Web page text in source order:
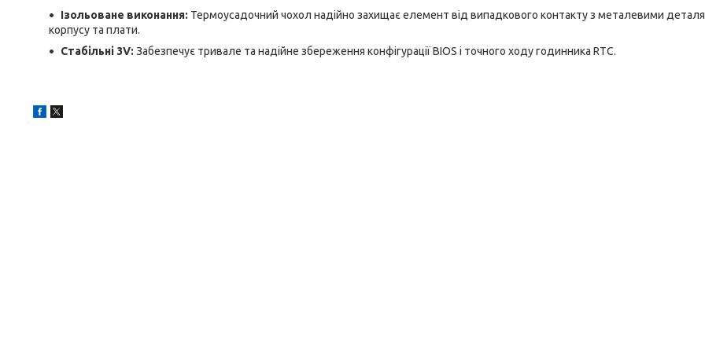
Ізольоване виконання: Термоусадочний чохол надійно захищає елемент від випадкового контакту з металевими
корпусу та плати.
Стабільні 3V: Забезпечує тривале та надійне збереження конфігурації BIOS і точного ходу годинника RTC.